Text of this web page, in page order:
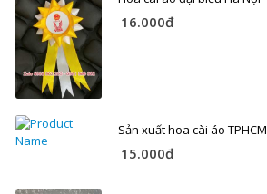
16.000đ
Sản xuất hoa cài áo TPHCM
15.000đ